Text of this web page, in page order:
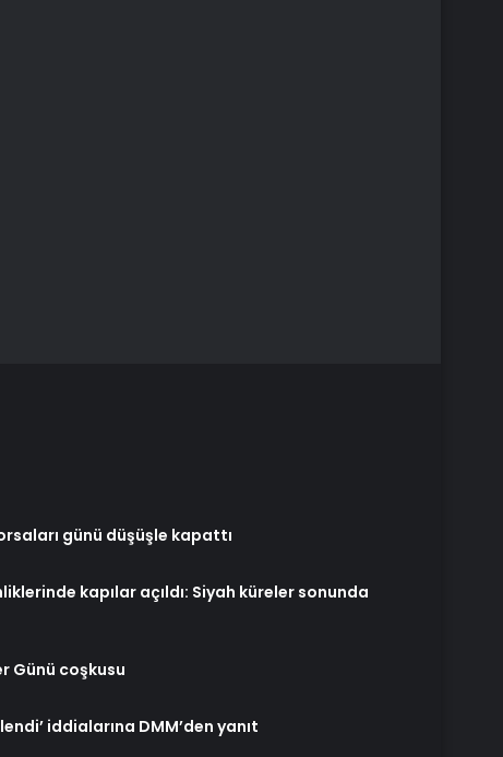
günü düşüşle kapattı
kapılar açıldı: Siyah küreler sonunda
Günü coşkusu
iddialarına DMM’den yanıt